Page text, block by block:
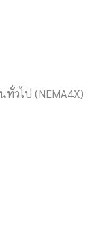
ทั่วไป (NEMA4X)